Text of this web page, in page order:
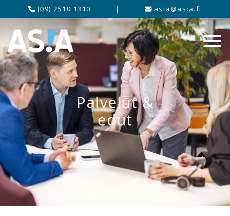
(09) 2510 1310 | asia@asia.fi
Palvelut &
edut